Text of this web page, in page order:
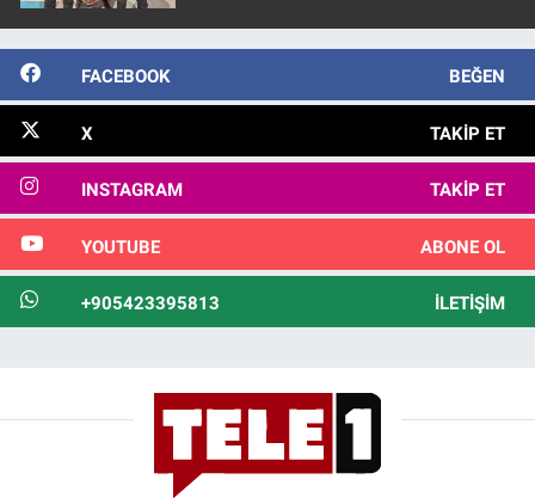
FACEBOOK BEĞEN
X TAKIP ET
INSTAGRAM TAKIP ET
YOUTUBE ABONE OL
+905423395813 İLETIŞIM